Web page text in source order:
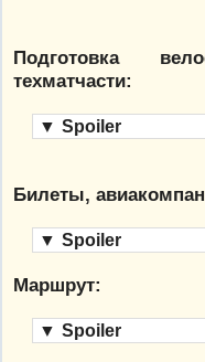
Подготовка
техматчасти:
▼ Spoiler
Билеты,
▼ Spoiler
Маршрут:
▼ Spoiler